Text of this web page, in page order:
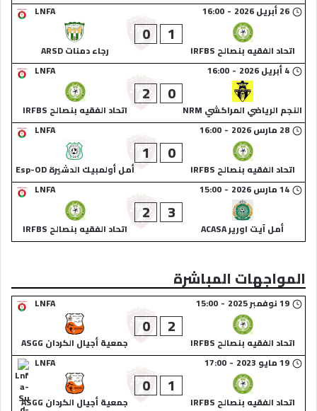
LNFA
26 أبريل 2026 -
16:00
اتحاد الفقيه بنصالح IRFBS
1
0
رجاء دمنات ARSD
LNFA
4 أبريل 2026 -
16:00
النجم الرياضي المراكشي NRM
0
2
اتحاد الفقيه بنصالح IRFBS
LNFA
28 مارس 2026 -
16:00
اتحاد الفقيه بنصالح IRFBS
0
1
أمل أولمبيك الدشيرة Esp-OD
LNFA
14 مارس 2026 -
15:00
أمل آيت اورير ACASA
3
2
اتحاد الفقيه بنصالح IRFBS
المواجهات المباشرة
LNFA 19 نوفمبر 2025 -
15:00
اتحاد الفقيه بنصالح IRFBS
2
0
جمعية أجيال الكردان ASGG
LNFA
19 مايو 2023 -
17:00
اتحاد الفقيه بنصالح IRFBS
1
0
جمعية أجيال الكردان ASGG